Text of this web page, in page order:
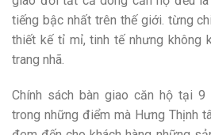
tiếng bậc nhất trên thế giới. từng
thiết kế tỉ mỉ, tinh tế nhưng không
trang nhã.
Chính sách bàn giao căn hộ tại
trong những điểm mà Hưng Thịnh